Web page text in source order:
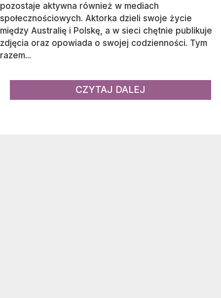
pozostaje aktywna również w mediach
społecznościowych. Aktorka dzieli swoje życie
między Australię i Polskę, a w sieci chętnie publikuje
zdjęcia oraz opowiada o swojej codzienności. Tym
razem...
CZYTAJ DALEJ